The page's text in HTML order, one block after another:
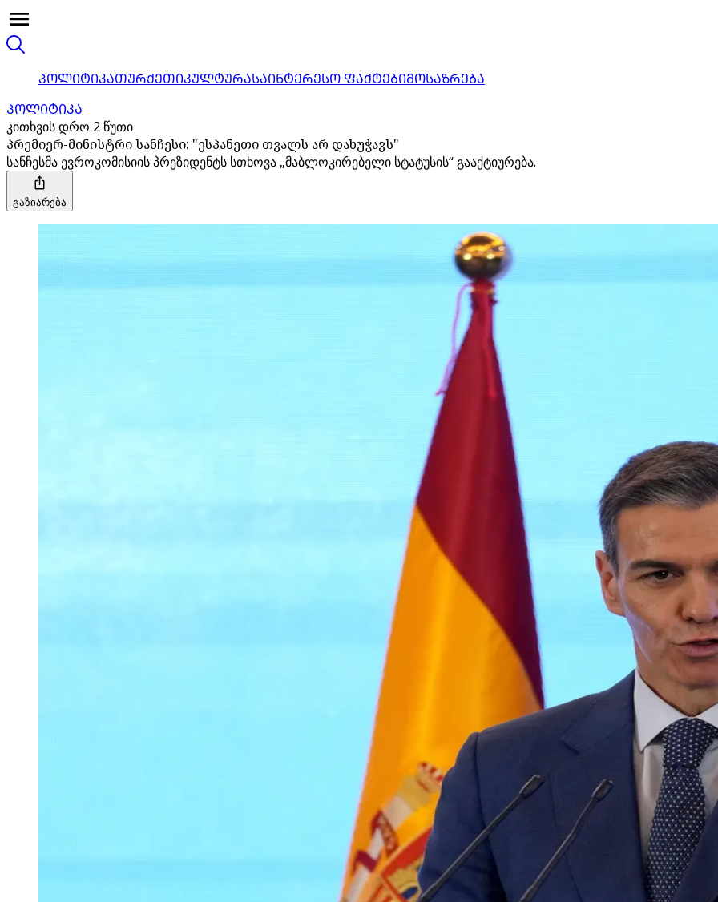
ᲞᲝᲚᲘᲢᲘᲙᲐᲗᲣᲠᲥᲔᲗᲘᲙᲣᲚᲢᲣᲠᲐᲡᲐᲘᲜᲢᲔᲠᲔᲡᲝ ᲤᲐᲥᲢᲔᲑᲘᲛᲝᲡᲐᲖᲠᲔᲑᲐ
ᲞᲝᲚᲘᲢᲘᲙᲐ
კითხვის დრო 2 წუთი
პრემიერ-მინისტრი სანჩესი: "ესპანეთი თვალს არ დახუჭავს"
სანჩესმა ევროკომისიის პრეზიდენტს სთხოვა „მაბლოკირებელი სტატუსის“ გააქტიურება.
გაზიარება